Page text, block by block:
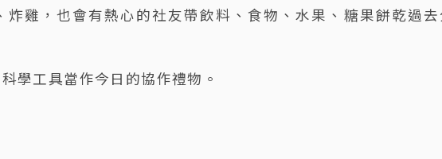
炸雞，也會有熱心的社友帶飲料、食物、水果、糖果餅乾過
學工具當作今日的協作禮物。